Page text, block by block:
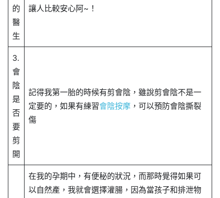
的
醫
生
讓人比較安心阿~！
3.
會
陰
是
否
要
剪
開
記得我第一胎的時候有剪會陰，雖說剪會陰不是一
定要的，如果有練習會陰按摩 ，可以預防會陰撕裂
傷
在我的孕期中，有便秘的狀況，而那時覺得如果可
以自然產，我就會選擇灌腸，因為當孩子和排泄物